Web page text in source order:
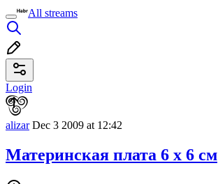
All streams
Login
alizarDec 3 2009 at 12:42
Материнская плата 6 х 6 см